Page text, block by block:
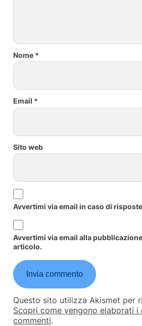
Nome *
Email *
Sito web
Avvertimi via email in caso di
Avvertimi via email alla
articolo.
Questo sito utilizza Akismet per
Scopri come vengono elaborati
commenti.